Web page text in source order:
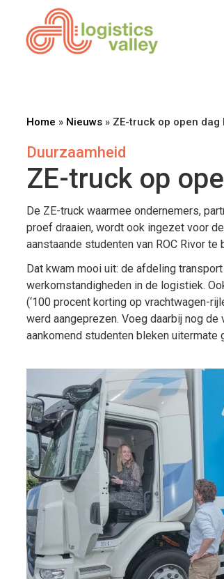
Home » Nieuws» ZE-truck op open dag
Duurzaamheid
ZE-truck op
De ZE-truck waarmee ondernemers,
proef draaien, wordt ook ingezet voor
aanstaande studenten van ROC Rivor
Dat kwam mooi uit: de afdeling
werkomstandigheden in de logistiek.
(‘100 procent korting op vrachtwagen-
werd aangeprezen. Voeg daarbij nog
aankomend studenten bleken